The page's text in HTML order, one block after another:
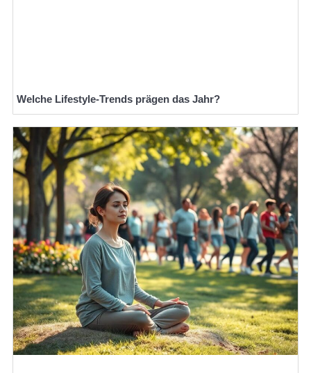
Welche Lifestyle-Trends prägen das Jahr?